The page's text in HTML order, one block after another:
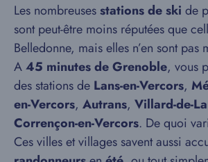
Les nombreusesstations de ski de
sont peut-être moins réputées que
Belledonne, mais elles n’en sont pas
A45 minutes de Grenoble, vous
des stations de Lans-en-Vercors,
en-Vercors, Autrans, Villard-de-
Corrençon-en-Vercors. De quoi
Ces villes et villages savent aussi